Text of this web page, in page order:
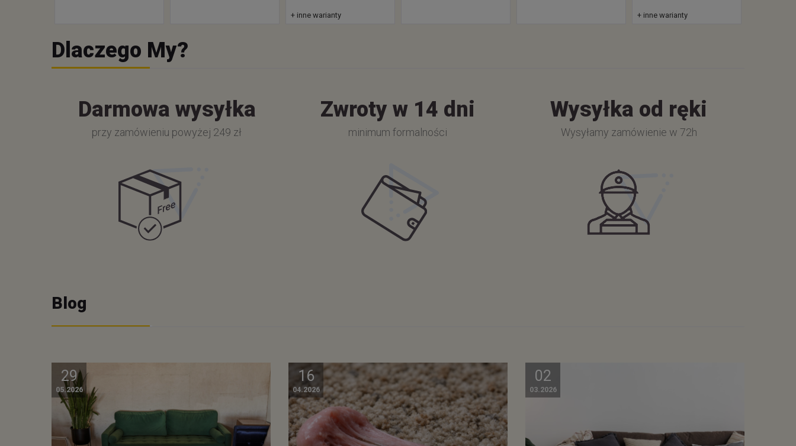
+ inne warianty + inne warianty
Dlaczego My?
Darmowa wysyłka
przy zamówieniu powyżej 249 zł
Zwroty w 14 dni
minimum formalności
Wysyłka od ręki
Wysyłamy zamówienie w 72h
Blog
29
05.2026
16
04.2026
02
03.2026